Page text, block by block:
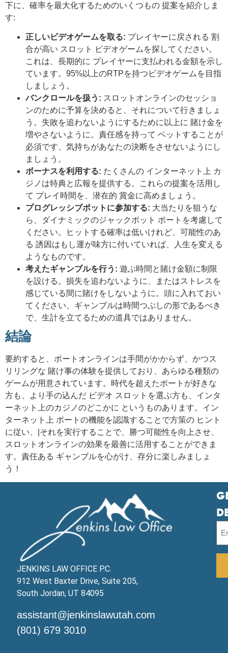
下に、確率を最大化するためのいくつもの 提案を紹介しま
す:
正しいビデオゲームを取る: プレイヤーに戻される 割
合が高い スロット ビデオゲームを探してください。
これは、長期的に プレイヤーに支払われる金額を示し
ています。95%以上のRTPを持つビデオゲームを目指
しましょう。
バンクロールを扱う: スロットオンラインのセッショ
ンのために予算を決めると、それについて行きましょ
う。失敗を追わないようにするために以上に 賭け金を
増やさないように。責任感を持って ベットすることが
必須です、気持ちがあなたの決断をさせないようにし
ましょう。
ボーナスを利用する: たくさんの インターネット上 カ
ジノは特典と広報を提供する。これらの提案を活用し
て プレイ時間を、潜在的 賞金に高めましょう。
プログレッシブポットに参加する: 大当たりを狙うな
ら、ダイナミックのジャックポット ポートを考慮して
ください。ヒットする確率は低いけれど、可能性のあ
る 誘因はもし運が味方に付いていれば、人生を変える
ようなものです。
考えたギャンブルを行う: 遊ぶ時間と賭け金額に制限
を設ける。損失を追わないように、またはストレスを
感じている間に賭けをしないように。頭に入れておい
てください、ギャンブルは時間つぶしの形であるべき
で、生計を立てるための道具ではありません。
結論
要約すると、ポートオンラインは手間がかからず、かつス
リリングな 賭け事の体験を提供しており、あらゆる種類の
ゲームが用意されています。時代を超えたポートが好きな
方も、より手の込んだ ビデオ スロットを選ぶ方も、インタ
ーネット上のカジノのどこかに というものあります。イン
ターネット上 ポートの機能を認識することで方策の ヒント
に従い、|それを実行することで、勝つ可能性を向上させ、
スロットオンラインの効果を最善に活用することができま
す。責任ある ギャンブルを心がけ、存分に楽しみましょ
う！
JENKINS LAW OFFICE P.C.
912 West Baxter Drive, Suite 205,
South Jordan, UT 84095
assistant@jenkinslawutah.com
(801) 679 3010